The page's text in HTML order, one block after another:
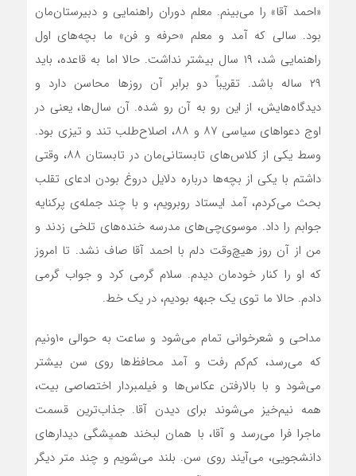
«احمد آقا» را می‌بینم. معلم دوران راهنمایی و دبیرستان‌مان
بود. سالی که آمد و معلم «حرفه و فن» ما بچه‌های اول
راهنمایی شد، ۱۹ سال بیشتر نداشت. حالا اما به قاعده، باید
۲۹ ساله باشد. تقریباً دو برابر آن روزها محاسن دارد و
دیدگاه‌هایش، از این رو به آن رو شده. آن سال‌ها، یعنی در
اوج دعواهای سیاسی ۸۷ و ۸۸، اصلاح‌طلب تند و تیزی بود.
وسط یکی از کلاس‌های تابستانی‌مان در تابستان ۸۸، وقتی
داشتم با یکی از بچه‌ها درباره دلایل دروغ بودن ادعای تقلب
بحث می‌کردم، آمد ایستاد روبرویم، و با چند جمله‌ی پرکنایه
جوابم را داد. موسوی‌چی‌های مدرسه خنده‌های تلخی زدند و
من از آن روز هیچ‌وقت دلم با احمد آقا صاف نشد. تا امروز
که او را کنار خودمان دیدم. سلام گرمی کرد و جواب گرمی
دادم. حالا ما توی یک جبهه بودیم، در یک خط.
مداحی و شعرخوانی تمام ‌می‌شود و ساعت به حوالی ۱۰ونیم
که می‌رسد، کم‌کم رفت و آمد محافظ‌ها روی سن بیشتر
می‌شود و با بالارفتن عکاس‌ها و فیلمبردار اختصاصی بیت،
همه نیم‌خیز می‌شوند برای دیدن آقا. جذاب‌ترین قسمت
ماجرا فرا می‌رسد و آقا، با همان لبخند همیشگی دیدارهای
دانشجویی، می‌آیند روی سن. بلند می‌شویم و چند متر دیگر